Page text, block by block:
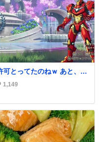
可とってたのねｗ あと、マ
動き出す』って言ってて草
1,149